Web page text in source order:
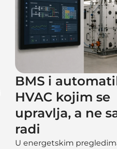
BMS i
HVAC kojim se
upravlja, a ne
radi
U energetskim